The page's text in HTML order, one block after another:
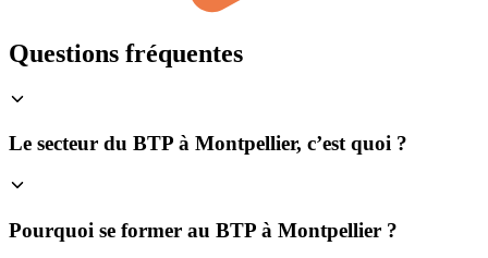
Questions fréquentes
Le secteur du BTP à Montpellier, c’est quoi ?
Pourquoi se former au BTP à Montpellier ?